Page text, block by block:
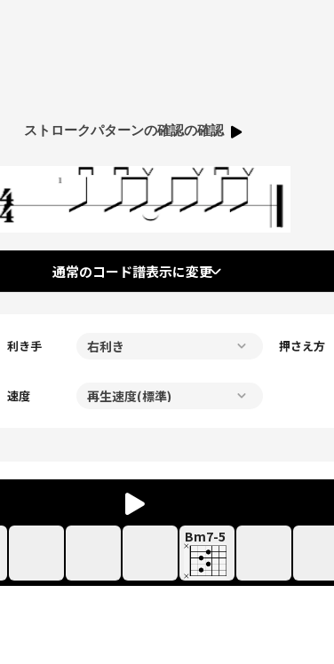
ストロークパターンの確認の確認
通常のコード譜表示に変更
利き手 押さえ方
速度
Bm7-5